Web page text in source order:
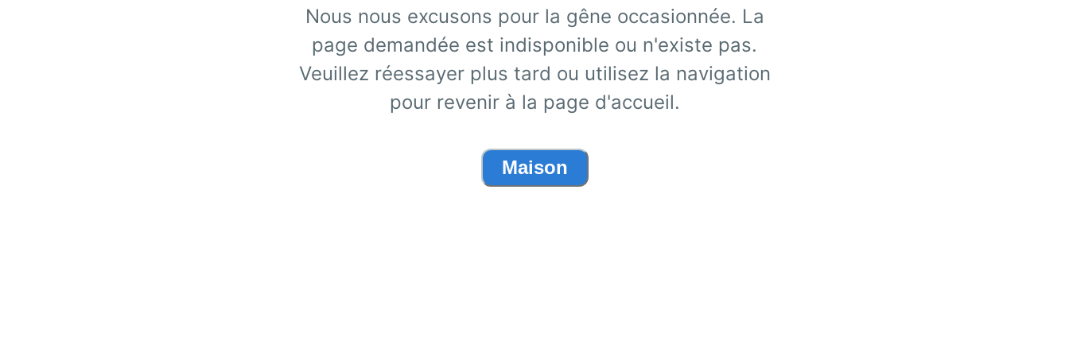
Nous nous excusons pour la gêne occasionnée. La
page demandée est indisponible ou n'existe pas.
Veuillez réessayer plus tard ou utilisez la navigation
pour revenir à la page d'accueil.
Maison